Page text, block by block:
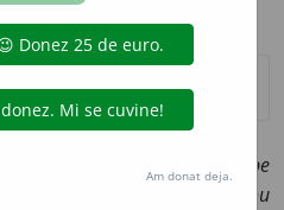
„Aproape
o nouă marcă (sau un nou
Am donat deja.